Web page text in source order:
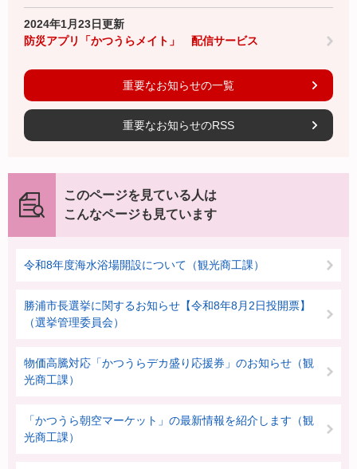
2024年1月23日更新
防災アプリ「かつうらメイト」 配信サービス
重要なお知らせの一覧
重要なお知らせのRSS
このページを見ている人は
こんなページも見ています
令和8年度海水浴場開設について（観光商工課）
勝浦市長選挙に関するお知らせ【令和8年8月2日投開票】
（選挙管理委員会）
物価高騰対応「かつうらデカ盛り応援券」のお知らせ（観
光商工課）
「かつうら朝空マーケット」の最新情報を紹介します（観
光商工課）